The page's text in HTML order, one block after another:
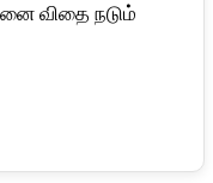
விதை நடும்